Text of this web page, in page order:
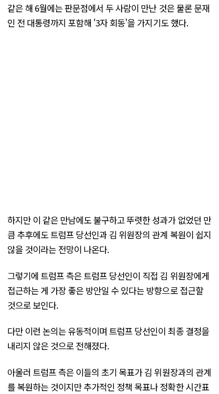
같은 해 6월에는 판문점에서 두 사람이 만난 것은 물론 문재
인 전 대통령까지 포함해 '3자 회동'을 가지기도 했다.
하지만 이 같은 만남에도 불구하고 뚜렷한 성과가 없었던 만
큼 추후에도 트럼프 당선인과 김 위원장의 관계 복원이 쉽지
않을 것이라는 전망이 나온다.
그렇기에 트럼프 측은 트럼프 당선인이 직접 김 위원장에게
접근하는 게 가장 좋은 방안일 수 있다는 방향으로 접근할
것으로 보인다.
다만 이런 논의는 유동적이며 트럼프 당선인이 최종 결정을
내리지 않은 것으로 전해졌다.
아울러 트럼프 측은 이들의 초기 목표가 김 위원장과의 관계
를 복원하는 것이지만 추가적인 정책 목표나 정확한 시간표